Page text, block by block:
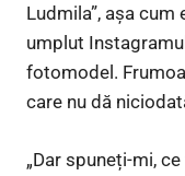
Ludmila”, așa
umplut
fotomodel.
care nu dă
„Dar spuneți-mi,